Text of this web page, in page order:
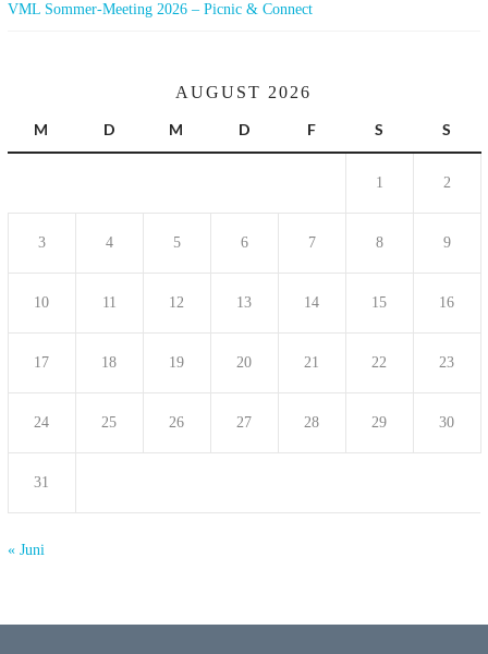
VML Sommer-Meeting 2026 – Picnic & Connect
AUGUST 2026
M
D M D F S S
1 2
3 4 5 6 7 8 9
10 11 12 13 14 15 16
17 18 19 20 21 22 23
24 25 26 27 28 29 30
31
« Juni